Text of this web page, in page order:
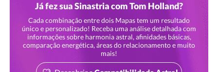
Já fez sua Sinastria com Tom Holland?
Cada combinação entre dois Mapas tem um resultado
único e personalizado! Receba uma análise detalhada com
informações sobre harmonia astral, afinidades básicas,
comparação energética, áreas do relacionamento e muito
mais!